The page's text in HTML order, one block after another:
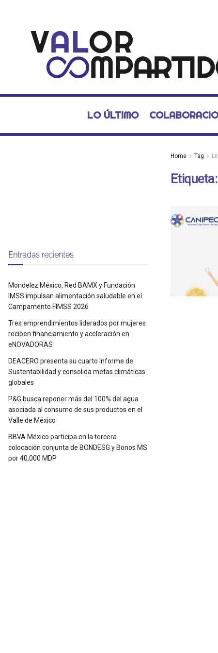
LO ÚLTIMO
Home Tag
Etiqueta:
Entradas recientes
Mondelēz México, Red BAMX y Fundación
IMSS impulsan alimentación saludable en el
Campamento FIMSS 2026
Tres emprendimientos liderados por mujeres
reciben financiamiento y aceleración en
eNOVADORAS
DEACERO presenta su cuarto Informe de
Sustentabilidad y consolida metas climáticas
globales
P&G busca reponer más del 100% del agua
asociada al consumo de sus productos en el
Valle de México
BBVA México participa en la tercera
colocación conjunta de BONDESG y Bonos MS
por 40,000 MDP